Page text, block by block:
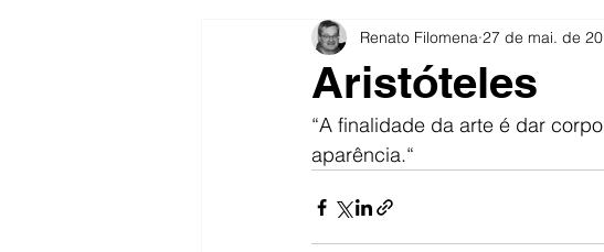
Aristóteles
Renato Filomena 27 de mai. de
“A finalidade da arte é dar
aparência.“